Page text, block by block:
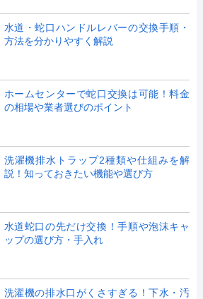
水道・蛇口ハンドルレバーの交換手順・
方法を分かりやすく解説
ホームセンターで蛇口交換は可能！料金
の相場や業者選びのポイント
洗濯機排水トラップ2種類や仕組みを解
説！知っておきたい機能や選び方
水道蛇口の先だけ交換！手順や泡沫キャ
ップの選び方・手入れ
洗濯機の排水口がくさすぎる！下水・汚